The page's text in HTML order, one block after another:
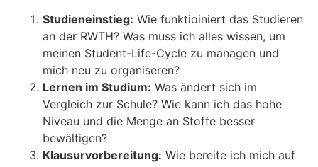
Studieneinstieg: Wie funktioiniert das Studieren
an der RWTH? Was muss ich alles wissen, um
meinen Student-Life-Cycle zu managen und
mich neu zu organiseren?
Lernen im Studium: Was ändert sich im
Vergleich zur Schule? Wie kann ich das hohe
Niveau und die Menge an Stoffe besser
bewältigen?
Klausurvorbereitung: Wie bereite ich mich auf